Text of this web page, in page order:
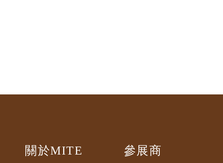
關於MITE 參展商